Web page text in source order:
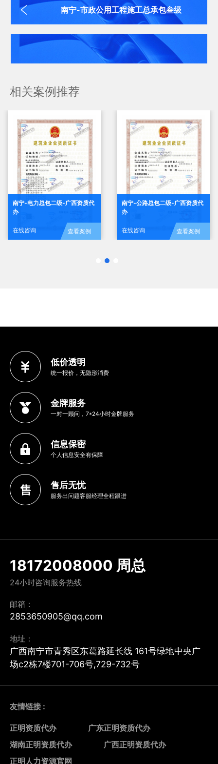
南宁-市政公用工程施工总承包叁级
相关案例推荐
南宁-电力总包二级-广西资质代
办
在线咨询 查看案例
南宁-公路总包二级-广西资质代
办
在线咨询 查看案例
低价透明
统一报价，无隐形消费
金牌服务
一对一顾问，7*24小时金牌服务
信息保密
个人信息安全有保障
售后无忧
服务出问题客服经理全程跟进
18172008000 周总
24小时咨询服务热线
邮箱：
2853650905@qq.com
地址：
广西南宁市青秀区东葛路延长线 161号绿地中央广
场c2栋7楼701-706号,729-732号
友情链接 :
正明资质代办
广东正明资质代办
湖南正明资质代办
广西正明资质代办
正明人力资源官网